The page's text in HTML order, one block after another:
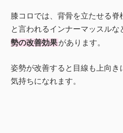
膝コロでは、背骨を立たせる
と言われるインナーマッスルな
勢の改善効果があります。
姿勢が改善すると目線も上向き
気持ちになれます。